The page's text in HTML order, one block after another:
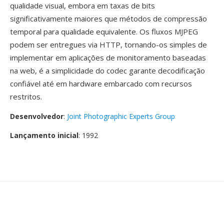
qualidade visual, embora em taxas de bits
significativamente maiores que métodos de compressão
temporal para qualidade equivalente. Os fluxos MJPEG
podem ser entregues via HTTP, tornando-os simples de
implementar em aplicações de monitoramento baseadas
na web, é a simplicidade do codec garante decodificação
confiável até em hardware embarcado com recursos
restritos.
Desenvolvedor: Joint Photographic Experts Group
Lançamento inicial: 1992